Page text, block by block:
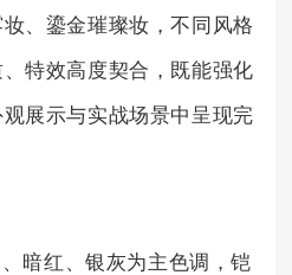
、鎏金璀璨妆，不同风格
特效高度契合，既能强化
展示与实战场景中呈现完
暗红、银灰为主色调，铠